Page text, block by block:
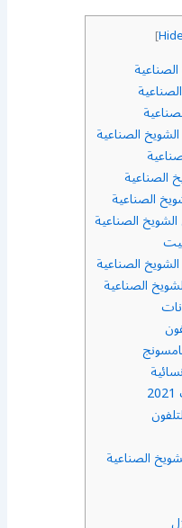
Hide
]
الصناعية
الصناعية
الصناعية
الصناعية
الصناعية
الصناعية
الصناعية